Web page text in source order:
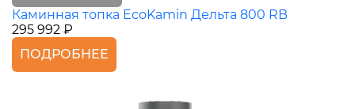
Каминная топка EcoKamin Дельта 800 RB
295 992 ₽
ПОДРОБНЕЕ